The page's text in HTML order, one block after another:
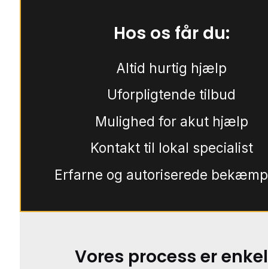
Hos os får du:
Altid hurtig hjælp
Uforpligtende tilbud
Mulighed for akut hjælp
Kontakt til lokal specialist
Erfarne og autoriserede
Vores process er enkel